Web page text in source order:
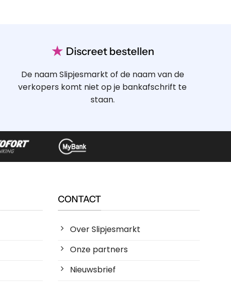
★ Discreet bestellen
De naam Slipjesmarkt of de naam van de
verkopers komt niet op je bankafschrift te
staan.
CONTACT
Over Slipjesmarkt
Onze partners
Nieuwsbrief